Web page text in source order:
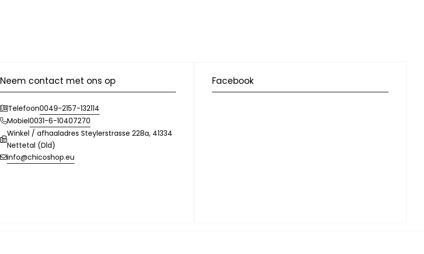
Neem contact met ons op
Telefoon0049-2157-132114
Mobiel0031-6-10407270
Winkel / afhaaladres Steylerstrasse 228a, 41334
Nettetal (Dld)
info@chicoshop.eu
Facebook